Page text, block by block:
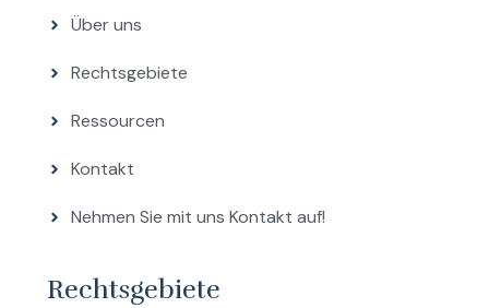
Über uns
Rechtsgebiete
Ressourcen
Kontakt
Nehmen Sie mit uns Kontakt auf!
Rechtsgebiete